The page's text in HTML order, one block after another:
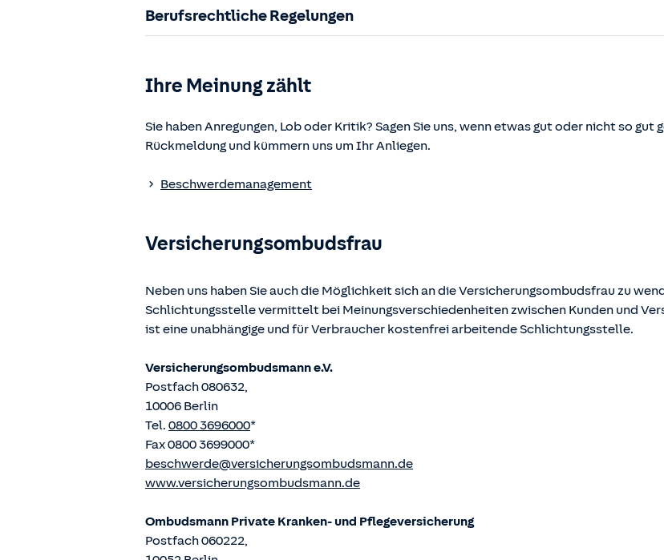
Berufsrechtliche Regelungen
§§ 59 – 68 Gesetz über den Versicherungsvertrag (VVG)
§ 48b Versicherungsaufsichtsgesetz (VAG)
Verordnung über die Versicherungsvermittlung und -beratung (VersVermV)
www.gesetze-im-internet.de
Ihre Meinung zählt
Sie haben Anregungen, Lob oder Kritik? Sagen Sie uns, wenn etwas gut oder nicht so
Rückmeldung und kümmern uns um Ihr Anliegen.
Beschwerdemanagement
Versicherungsombudsfrau
Neben uns haben Sie auch die Möglichkeit sich an die Versicherungsombudsfrau zu
Schlichtungsstelle vermittelt bei Meinungsverschiedenheiten zwischen Kunden und
ist eine unabhängige und für Verbraucher kostenfrei arbeitende Schlichtungsstelle.
Versicherungsombudsmann e.V.
Postfach 080632,
10006 Berlin
Tel. 0800 3696000*
Fax 0800 3699000*
beschwerde@versicherungsombudsmann.de
www.versicherungsombudsmann.de
Ombudsmann Private Kranken- und Pflege­versicherung
Postfach 060222,